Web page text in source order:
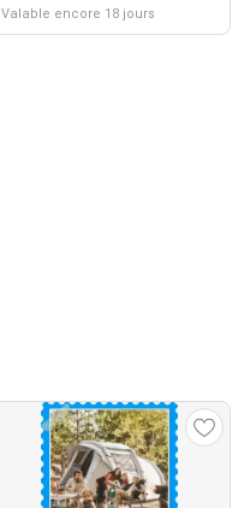
Valable encore 18 jours